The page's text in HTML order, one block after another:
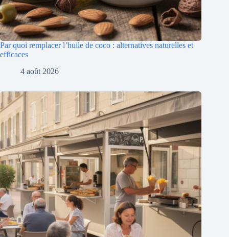
Par quoi remplacer l’huile de coco : alternatives naturelles et
efficaces
4 août 2026